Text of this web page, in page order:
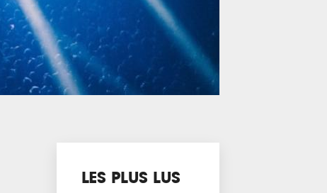
LES PLUS LUS